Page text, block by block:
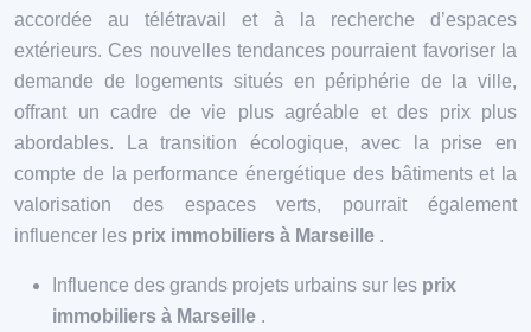
accordée au télétravail et à la recherche d’espaces
extérieurs. Ces nouvelles tendances pourraient favoriser la
demande de logements situés en périphérie de la ville,
offrant un cadre de vie plus agréable et des prix plus
abordables. La transition écologique, avec la prise en
compte de la performance énergétique des bâtiments et la
valorisation des espaces verts, pourrait également
influencer les prix immobiliers à Marseille .
Influence des grands projets urbains sur les prix
immobiliers à Marseille .